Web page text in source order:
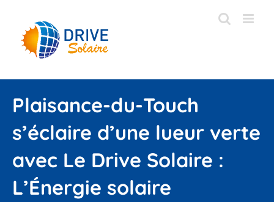
contenu
Plaisance-du-Touch
s’éclaire d’une lueur verte
avec Le Drive Solaire :
L’Énergie solaire